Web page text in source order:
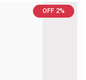
OFF 2%